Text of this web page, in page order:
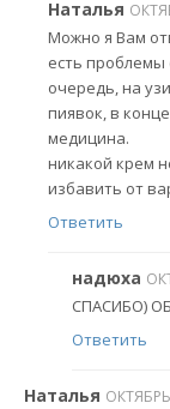
Наталья
Можно я Вам
есть
очередь, на
пиявок, в
медицина.
никакой крем
избавить от
Ответить
надюха
СПАСИБО)
Ответить
Наталья